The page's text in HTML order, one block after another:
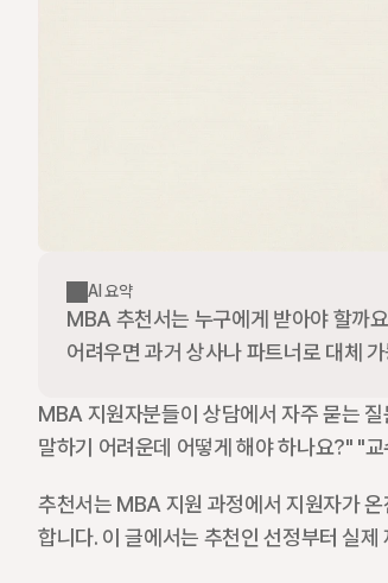
AI 요약
MBA 추천서는 누구에게 받아야 할까
어려우면 과거 상사나 파트너로 대체
MBA 지원자분들이 상담에서 자주 묻는
말하기 어려운데 어떻게 해야 하나요?" "
추천서는 MBA 지원 과정에서 지원자가
합니다. 이 글에서는 추천인 선정부터 실